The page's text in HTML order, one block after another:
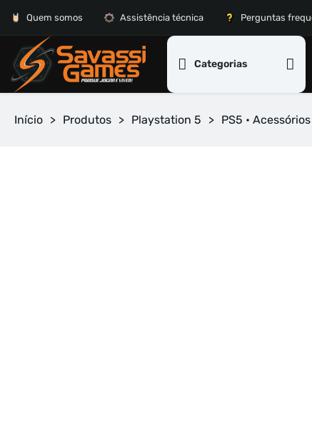
Quem somos Assistência técnica Perguntas
Categorias
Início > Produtos > Playstation 5 > PS5 • Acessórios